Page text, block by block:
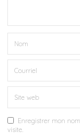
Enregistrer mon
visite.